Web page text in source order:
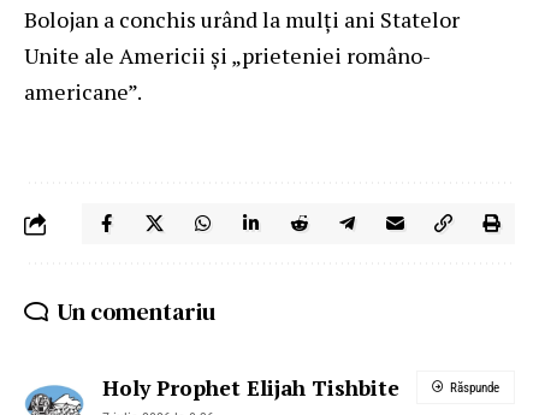
Bolojan a conchis urând la mulți ani Statelor
Unite ale Americii și „prieteniei româno-
americane”.
Un comentariu
Holy Prophet Elijah Tishbite Răspunde